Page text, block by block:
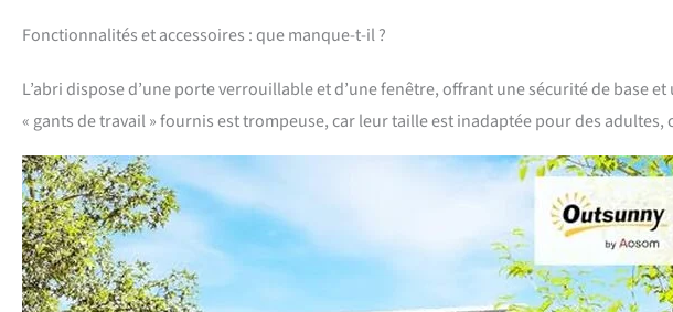
Fonctionnalités et accessoires : que manque-t-il ?
L’abri dispose d’une porte verrouillable et d’une fenêtre, offrant une sécurité de base
« gants de travail » fournis est trompeuse, car leur taille est inadaptée pour des